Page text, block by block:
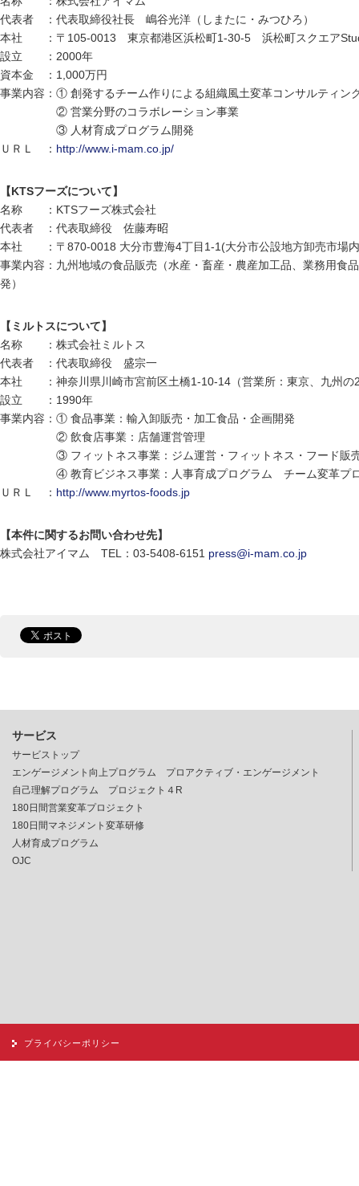
代表者 ：代表取締役社長 嶋谷光洋（しまたに・みつひろ）
本社 ：〒105-0013 東京都港区浜松町1-30-5 浜松町スクエア
設立 ：2000年
資本金 ：1,000万円
事業内容：① 創発するチーム作りによる組織風土変革コンサルティン
② 営業分野のコラボレーション事業
③ 人材育成プログラム開発
ＵＲＬ ： http://www.i-mam.co.jp/
【KTSフーズについて】
名称 ：KTSフーズ株式会社
代表者 ：代表取締役 佐藤寿昭
本社 ：〒870-0018 大分市豊海4丁目1-1(大分市公設地方卸売市場
事業内容：九州地域の食品販売（水産・畜産・農産加工品、業務用食
発）
【ミルトスについて】
名称 ：株式会社ミルトス
代表者 ：代表取締役 盛宗一
本社 ：神奈川県川崎市宮前区土橋1‐10‐14（営業所：東京、九州の
設立 ：1990年
事業内容：① 食品事業：輸入卸販売・加工食品・企画開発
② 飲食店事業：店舗運営管理
③ フィットネス事業：ジム運営・フィットネス・フード販
④ 教育ビジネス事業：人事育成プログラム チーム変革プロ
ＵＲＬ ： http://www.myrtos-foods.jp
【本件に関するお問い合わせ先】
株式会社アイマム TEL：03-5408-6151 press@i-mam.co.jp
サービス
サービストップ
エンゲージメント向上プログラム プロアクティブ・エンゲージメント
自己理解プログラム プロジェクト４R
180日間営業変革プロジェクト
180日間マネジメント変革研修
人材育成プログラム
OJC
プライバシーポリシー